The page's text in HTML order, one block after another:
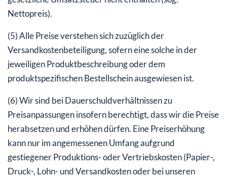
Nettopreis).
(5) Alle Preise verstehen sich zuzüglich der
Versandkostenbeteiligung, sofern eine solche in der
jeweiligen Produktbeschreibung oder dem
produktspezifischen Bestellschein ausgewiesen ist.
(6) Wir sind bei Dauerschuldverhältnissen zu
Preisanpassungen insofern berechtigt, dass wir die Preise
herabsetzen und erhöhen dürfen. Eine Preiserhöhung
kann nur im angemessenen Umfang aufgrund
gestiegener Produktions- oder Vertriebskosten (Papier-,
Druck-, Lohn- und Versandkosten oder bei unseren